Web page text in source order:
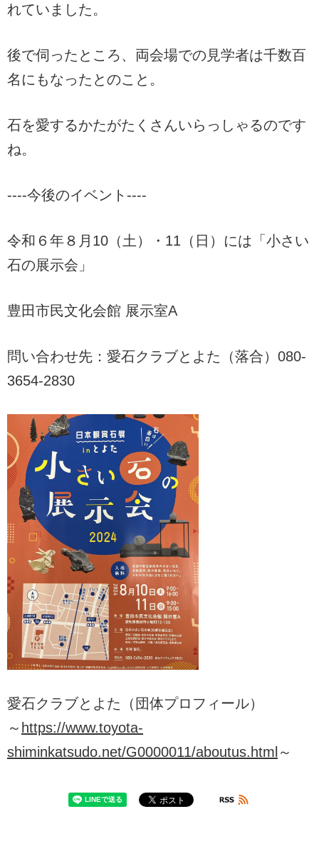
れていました。
後で伺ったところ、両会場での見学者は千数百
名にもなったとのこと。
石を愛するかたがたくさんいらっしゃるのです
ね。
----今後のイベント----
令和６年８月10（土）・11（日）には「小さい
石の展示会」
豊田市民文化会館 展示室A
問い合わせ先：愛石クラブとよた（落合）080-
3654-2830
愛石クラブとよた（団体プロフィール）
～ https://www.toyota-
shiminkatsudo.net/G0000011/aboutus.html ～